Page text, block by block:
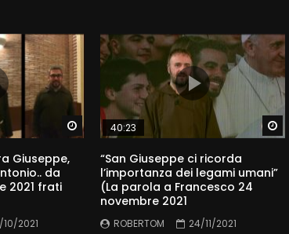
Watch Later
Giuseppe,
da
2021 frati
2021
40:23
“San Giuseppe ci ricorda
l’importanza dei legami umani”
(La parola a Francesco 24
novembre 2021
ROBERTOM
24/11/2021